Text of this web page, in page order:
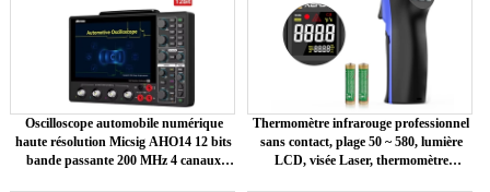
Oscilloscope automobile numérique
haute résolution Micsig AHO14 12 bits
bande passante 200 MHz 4 canaux
Thermomètre infrarouge professionnel
sans contact, plage 50 ~ 580, lumière
LCD, visée Laser, thermomètre